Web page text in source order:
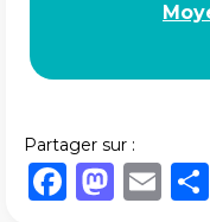
Partager sur :